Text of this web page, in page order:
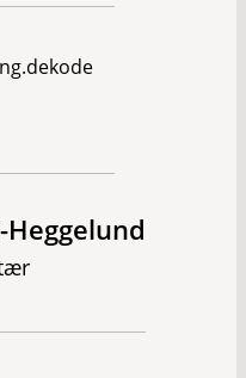
Heggelund